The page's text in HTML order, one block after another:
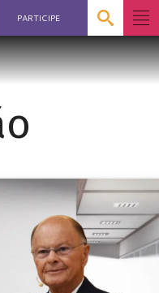
PARTICIPE